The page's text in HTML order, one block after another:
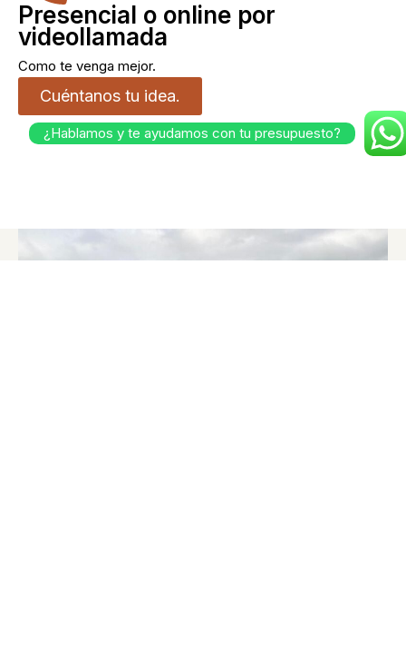
Presencial o online por
videollamada
Como te venga mejor.
Cuéntanos tu idea.
¿Hablamos y te ayudamos con tu presupuesto?